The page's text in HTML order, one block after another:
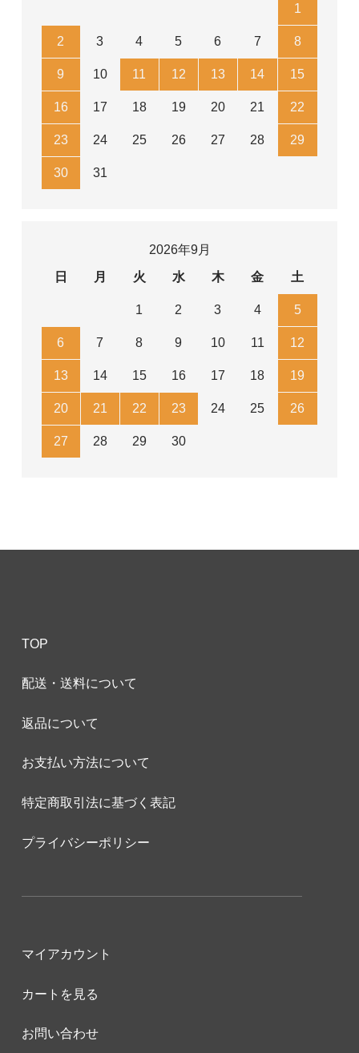
1
2 3 4 5 6 7 8
9 10 11 12 13 14 15
16 17 18 19 20 21 22
23 24 25 26 27 28 29
30 31
2026年9月
日
月 火 水 木 金 土
1 2 3 4 5
6 7 8 9 10 11 12
13 14 15 16 17 18 19
20 21 22 23 24 25 26
27 28 29 30
TOP
配送・送料について
返品について
お支払い方法について
特定商取引法に基づく表記
プライバシーポリシー
マイアカウント
カートを見る
お問い合わせ